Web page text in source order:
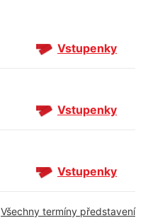
Vstupenky
Vstupenky
Vstupenky
Všechny termíny představení